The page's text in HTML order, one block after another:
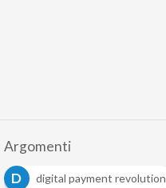
Argomenti
D
digital payment revolution